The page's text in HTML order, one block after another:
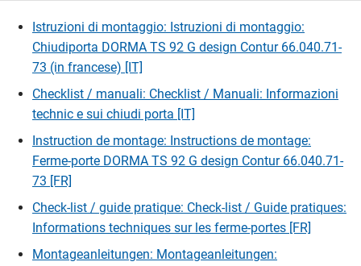
Istruzioni di montaggio: Istruzioni di montaggio:
Chiudiporta DORMA TS 92 G design Contur 66.040.71-
73 (in francese) [IT]
Checklist / manuali: Checklist / Manuali: Informazioni
technic e sui chiudi porta [IT]
Instruction de montage: Instructions de montage:
Ferme-porte DORMA TS 92 G design Contur 66.040.71-
73 [FR]
Check-list / guide pratique: Check-list / Guide pratiques:
Informations techniques sur les ferme-portes [FR]
Montageanleitungen: Montageanleitungen: